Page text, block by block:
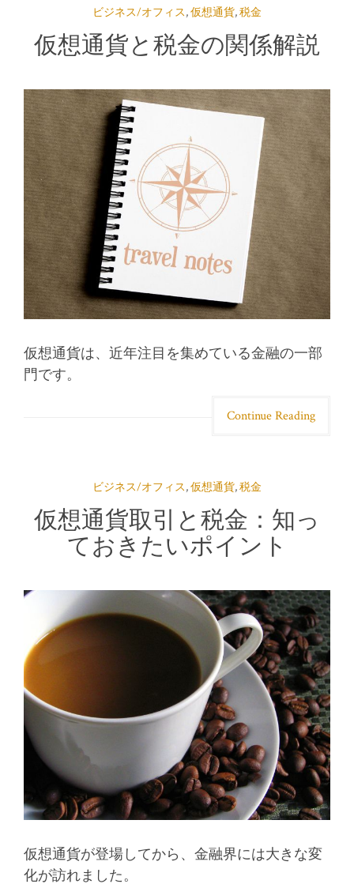
ビジネス/オフィス,仮想通貨,税金
仮想通貨と税金の関係解説
仮想通貨は、近年注目を集めている金融の一部
門です。
Continue Reading
ビジネス/オフィス,仮想通貨,税金
仮想通貨取引と税金：知っ
ておきたいポイント
仮想通貨が登場してから、金融界には大きな変
化が訪れました。